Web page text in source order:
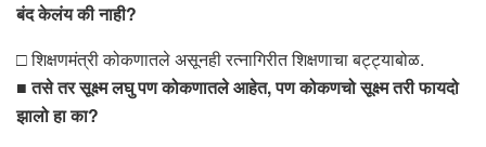
बंद केलंय की नाही?
□ शिक्षणमंत्री कोकणातले असूनही रत्नागिरीत शिक्षणाचा बट्ट्याबोळ.
■तसे तर सूक्ष्म लघु पण कोकणातले आहेत, पण कोकणचो सूक्ष्म तरी फायदो
झालो हा का?